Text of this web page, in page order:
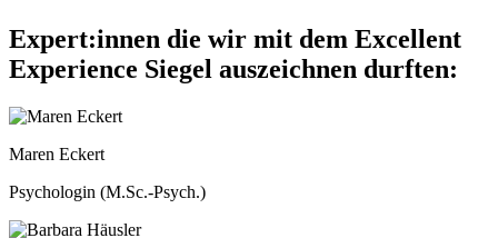
Expert:innen die wir mit dem Excellent
Experience Siegel auszeichnen durften:
Maren Eckert
Psychologin (M.Sc.-Psych.)